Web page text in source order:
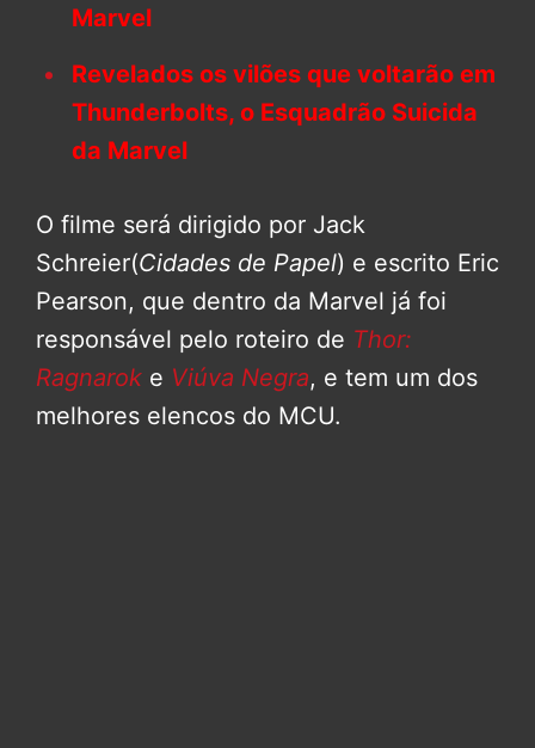
Marvel
Revelados os vilões que voltarão em
Thunderbolts, o Esquadrão Suicida
da Marvel
O filme será dirigido por Jack
Schreier(Cidades de Papel) e escrito Eric
Pearson, que dentro da Marvel já foi
responsável pelo roteiro de Thor:
Ragnarok e Viúva Negra, e tem um dos
melhores elencos do MCU.